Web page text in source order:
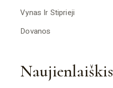
Vynas Ir Stiprieji
Dovanos
Naujienlaiškis